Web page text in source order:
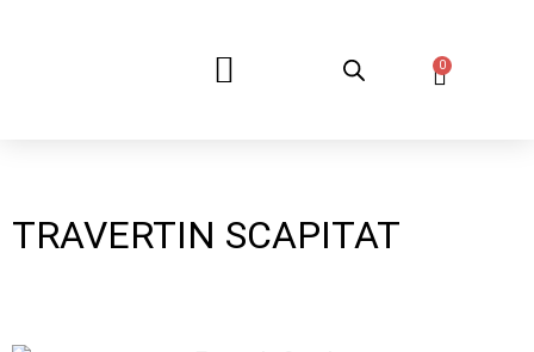
0
TRAVERTIN SCAPITAT